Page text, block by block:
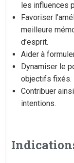
les influences
Favoriser
meilleure
d’esprit.
Aider à
Dynamiser le
objectifs fixés.
Contribuer
intentions.